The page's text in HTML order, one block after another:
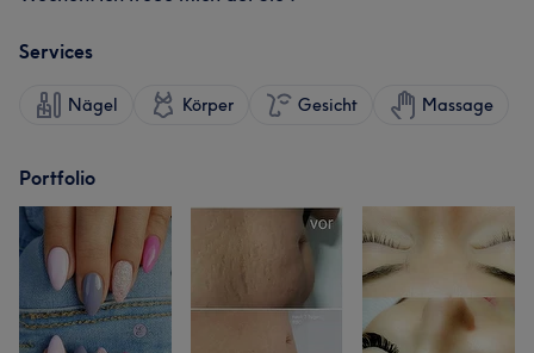
Services
Nägel Körper Gesicht Massage
Portfolio